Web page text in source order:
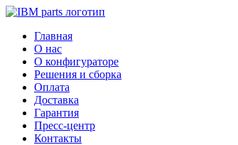
Главная
О нас
О конфигураторе
Решения и сборка
Оплата
Доставка
Гарантия
Пресс-центр
Контакты